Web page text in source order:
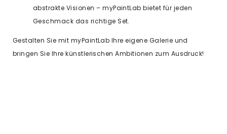
abstrakte Visionen – myPaintLab bietet für jeden
Geschmack das richtige Set.
Gestalten Sie mit myPaintLab Ihre eigene Galerie und
bringen Sie Ihre künstlerischen Ambitionen zum Ausdruck!